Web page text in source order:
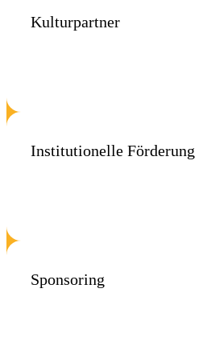
Kulturpartner
Institutionelle Förderung
Sponsoring